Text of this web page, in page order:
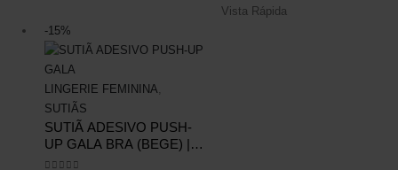
Vista Rápida
-15%
LINGERIE FEMININA,
SUTIÃS
SUTIÃ ADESIVO PUSH-
UP GALA BRA (BEGE) |
COPA C